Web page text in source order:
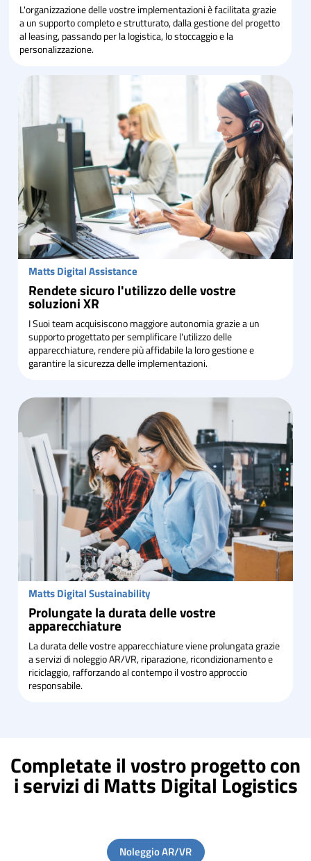
L'organizzazione delle vostre implementazioni è facilitata grazie
a un supporto completo e strutturato, dalla gestione del progetto
al leasing, passando per la logistica, lo stoccaggio e la
personalizzazione.
Matts Digital Assistance
Rendete sicuro l'utilizzo delle vostre
soluzioni XR
I Suoi team acquisiscono maggiore autonomia grazie a un
supporto progettato per semplificare l'utilizzo delle
apparecchiature, rendere più affidabile la loro gestione e
garantire la sicurezza delle implementazioni.
Matts Digital Sustainability
Prolungate la durata delle vostre
apparecchiature
La durata delle vostre apparecchiature viene prolungata grazie
a servizi di noleggio AR/VR, riparazione, ricondizionamento e
riciclaggio, rafforzando al contempo il vostro approccio
responsabile.
Completate il vostro progetto con
i servizi di Matts Digital Logistics
Noleggio AR/VR